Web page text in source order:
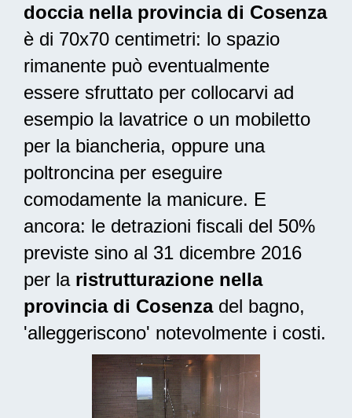
doccia nella provincia di Cosenza
è di 70x70 centimetri: lo spazio
rimanente può eventualmente
essere sfruttato per collocarvi ad
esempio la lavatrice o un mobiletto
per la biancheria, oppure una
poltroncina per eseguire
comodamente la manicure. E
ancora: le detrazioni fiscali del 50%
previste sino al 31 dicembre 2016
per la ristrutturazione nella
provincia di Cosenzadel bagno,
'alleggeriscono' notevolmente i costi.